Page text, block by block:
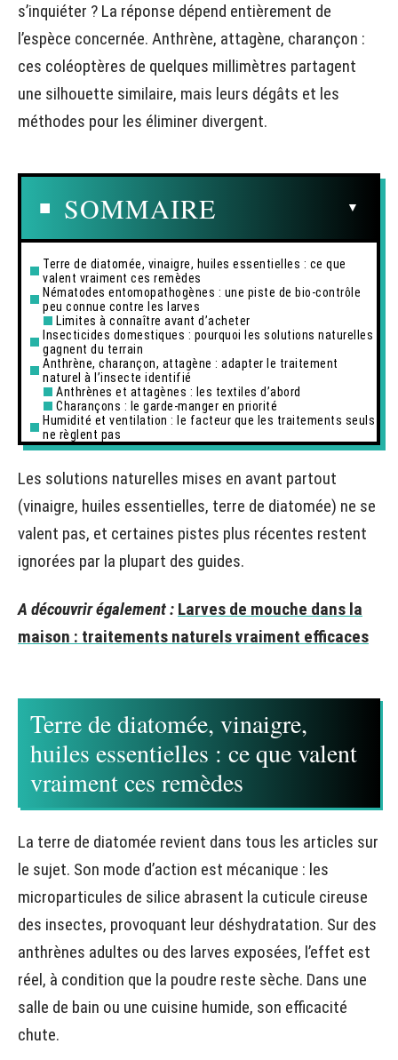
s’inquiéter ? La réponse dépend entièrement de
l’espèce concernée. Anthrène, attagène, charançon :
ces coléoptères de quelques millimètres partagent
une silhouette similaire, mais leurs dégâts et les
méthodes pour les éliminer divergent.
SOMMAIRE
Terre de diatomée, vinaigre, huiles essentielles : ce que
valent vraiment ces remèdes
Nématodes entomopathogènes : une piste de bio-contrôle
peu connue contre les larves
Limites à connaître avant d’acheter
Insecticides domestiques : pourquoi les solutions naturelles
gagnent du terrain
Anthrène, charançon, attagène : adapter le traitement
naturel à l’insecte identifié
Anthrènes et attagènes : les textiles d’abord
Charançons : le garde-manger en priorité
Humidité et ventilation : le facteur que les traitements seuls
ne règlent pas
Les solutions naturelles mises en avant partout
(vinaigre, huiles essentielles, terre de diatomée) ne se
valent pas, et certaines pistes plus récentes restent
ignorées par la plupart des guides.
A découvrir également : Larves de mouche dans la
maison : traitements naturels vraiment efficaces
Terre de diatomée, vinaigre,
huiles essentielles : ce que valent
vraiment ces remèdes
La terre de diatomée revient dans tous les articles sur
le sujet. Son mode d’action est mécanique : les
microparticules de silice abrasent la cuticule cireuse
des insectes, provoquant leur déshydratation. Sur des
anthrènes adultes ou des larves exposées, l’effet est
réel, à condition que la poudre reste sèche. Dans une
salle de bain ou une cuisine humide, son efficacité
chute.